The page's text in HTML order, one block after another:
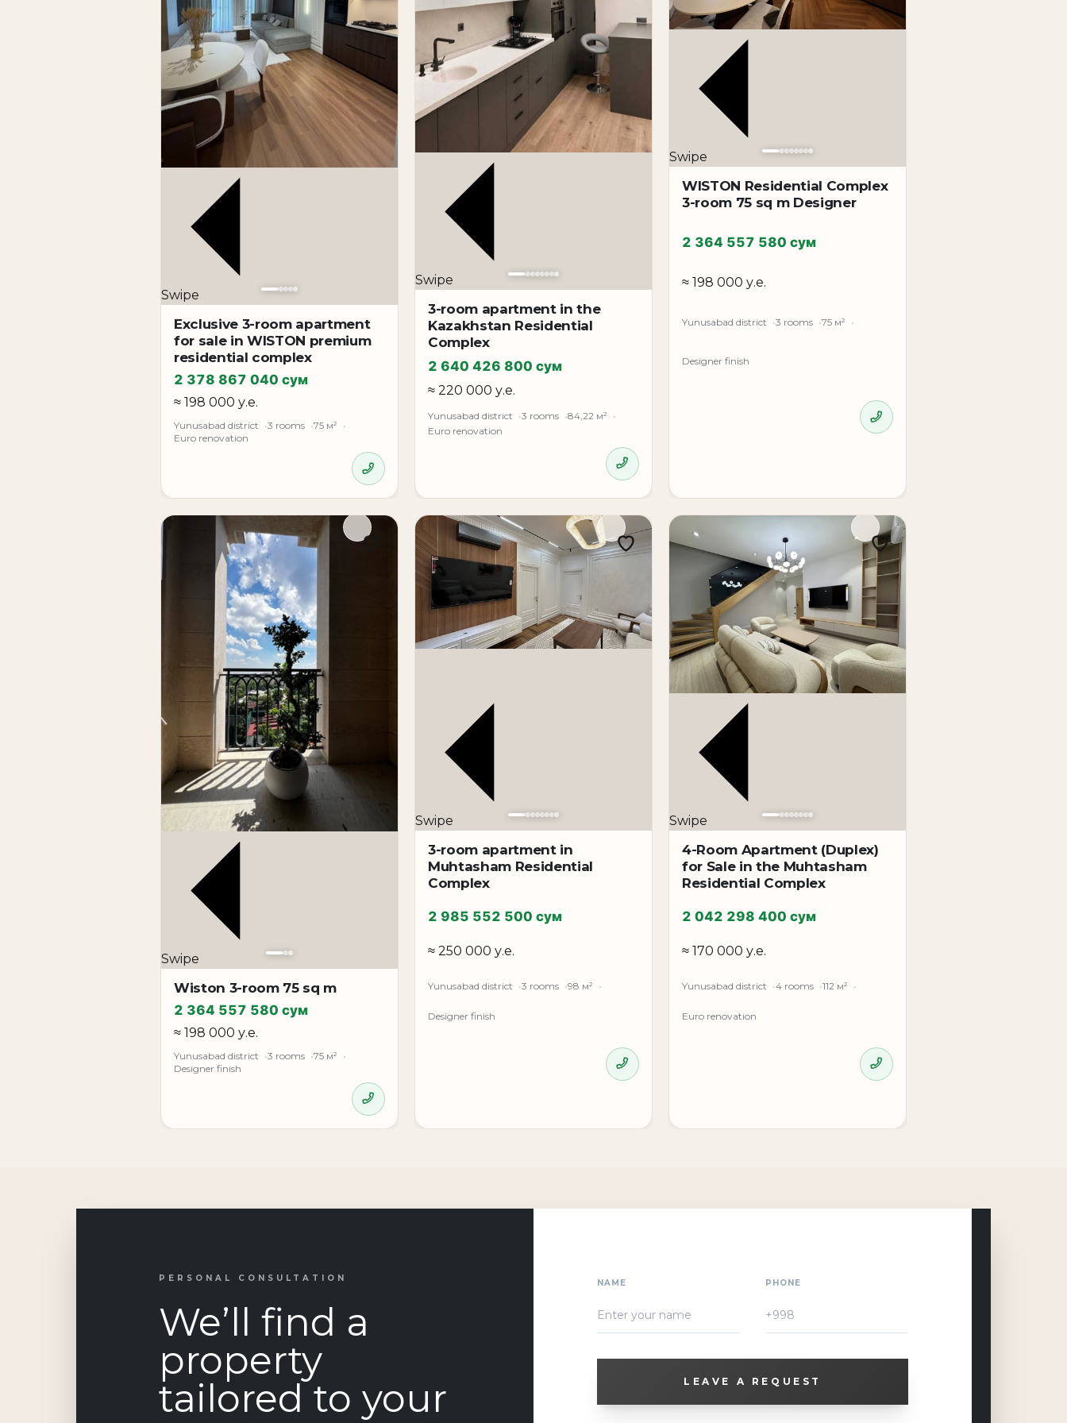
материалов, а квартира полностью укомплектована мебелью и техникой. Формат «заезжай и живи» позволяет использовать жильё
сразу после покупки без дополнительных вложений, что особенно важно для покупателей, ориентированных на готовые решения.
ЖК «Казахстан» — современный жилой комплекс в Юнусабадском районе с удобной планировкой застройки и комфортной жилой
средой. Подобные проекты стабильно сохраняют спрос благодаря качеству строительства и удобству проживания.
Юнусабадский район — один из крупнейших и развитых районов Ташкента. Локация Минор и район кинотеатра «Казахстан»
обеспечивают доступ к школам, магазинам, кафе, транспортным маршрутам и всей необходимой городской инфраструктуре. Это
делает повседневную жизнь максимально удобной и комфортной.
Для собственного проживания это готовая квартира с дизайнерским ремонтом в современном комплексе. Для инвестора —
ликвидный объект с высоким потенциалом сохранения стоимости и стабильным спросом на рынке аренды. Квартиры в Ташкенте
такого уровня остаются востребованными вне зависимости от рыночных колебаний.
Если вам нужна квартира в Ташкенте в современном ЖК, с авторским ремонтом, мебелью и техникой, в развитом и ликвидном
районе, данный объект в ЖК «Казахстан» является сильным и сбалансированным вариантом для покупки.
Swipe
Exclusive 3-room apartment
for sale in WISTON premium
residential complex
2 378 867 040 сум
≈ 198 000 у.е.
Yunusabad district 3 rooms
75 м²
Euro renovation
Swipe
3-room apartment in the
Kazakhstan Residential
Complex
2 640 426 800 сум
≈ 220 000 у.е.
Yunusabad district 3 rooms
84,22 м²
Euro renovation
Swipe
WISTON Residential Complex
3-room 75 sq m Designer
2 364 557 580 сум
≈ 198 000 у.е.
Yunusabad district 3 rooms 75 м²
Designer finish
Swipe
Wiston 3-room 75 sq m
2 364 557 580 сум
≈ 198 000 у.е.
Yunusabad district 3 rooms
75 м²
Designer finish
Swipe
3-room apartment in
Muhtasham Residential
Complex
2 985 552 500 сум
≈ 250 000 у.е.
Yunusabad district 3 rooms 98 м²
Designer finish
Swipe
4-Room Apartment (Duplex)
for Sale in the Muhtasham
Residential Complex
2 042 298 400 сум
≈ 170 000 у.е.
Yunusabad district 4 rooms 112 м²
Euro renovation
PERSONAL CONSULTATION
We’ll find a
property
tailored to your
NAME PHONE
LEAVE A REQUEST